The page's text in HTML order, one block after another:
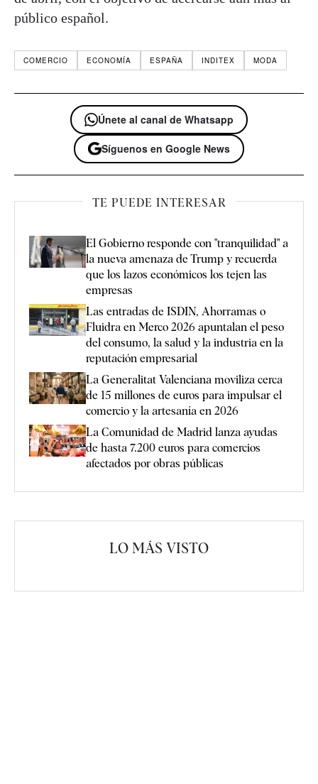
público español.
COMERCIO ECONOMÍA ESPAÑA INDITEX MODA
Únete al canal de Whatsapp
Síguenos en Google News
TE PUEDE INTERESAR
El Gobierno responde con "tranquilidad" a
la nueva amenaza de Trump y recuerda
que los lazos económicos los tejen las
empresas
Las entradas de ISDIN, Ahorramas o
Fluidra en Merco 2026 apuntalan el peso
del consumo, la salud y la industria en la
reputación empresarial
La Generalitat Valenciana moviliza cerca
de 15 millones de euros para impulsar el
comercio y la artesanía en 2026
La Comunidad de Madrid lanza ayudas
de hasta 7.200 euros para comercios
afectados por obras públicas
LO MÁS VISTO